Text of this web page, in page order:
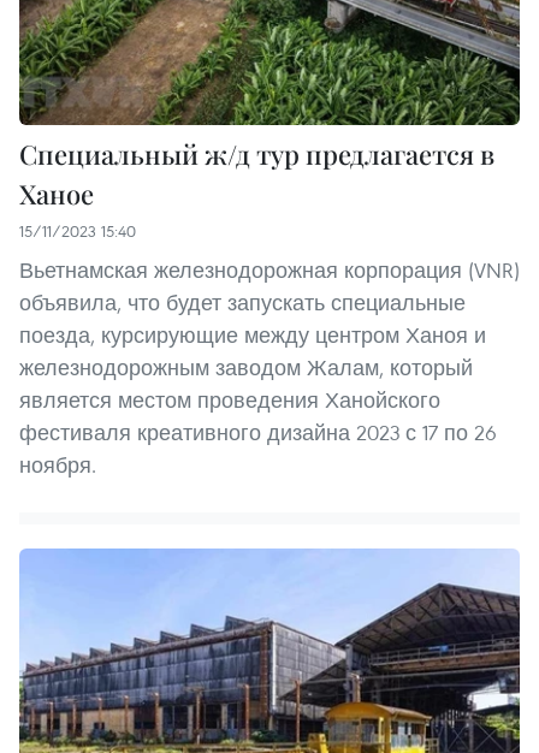
Специальный ж/д тур предлагается в
Ханое
15/11/2023 15:40
Вьетнамская железнодорожная корпорация (VNR)
объявила, что будет запускать специальные
поезда, курсирующие между центром Ханоя и
железнодорожным заводом Жалам, который
является местом проведения Ханойского
фестиваля креативного дизайна 2023 с 17 по 26
ноября.